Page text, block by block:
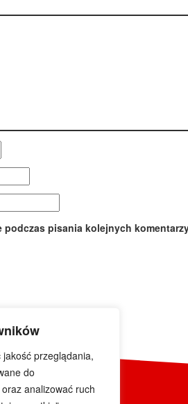
przeglądania,
do
analizować ruch
pisania kolejnych